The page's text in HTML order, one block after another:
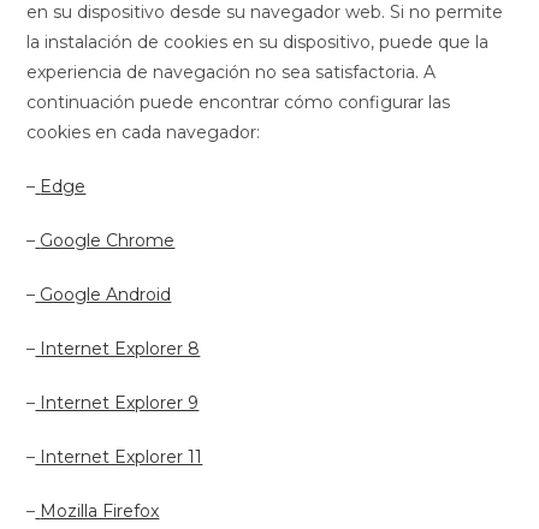
en su dispositivo desde su navegador web. Si no permite
la instalación de cookies en su dispositivo, puede que la
experiencia de navegación no sea satisfactoria. A
continuación puede encontrar cómo configurar las
cookies en cada navegador:
– Edge
– Google Chrome
– Google Android
– Internet Explorer 8
– Internet Explorer 9
– Internet Explorer 11
– Mozilla Firefox